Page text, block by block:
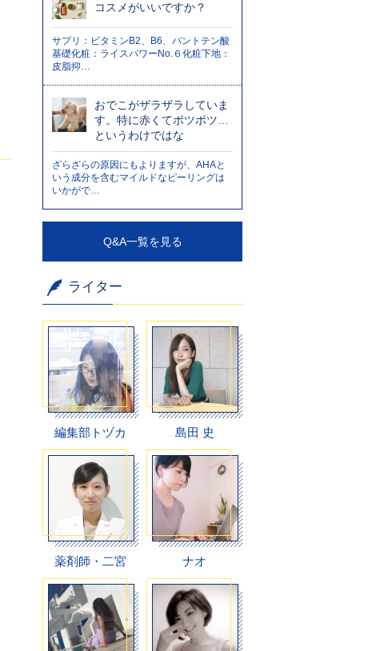
コスメがいいですか？
サプリ：ビタミンB2、B6、パントテン酸
基礎化粧：ライスパワーNo.６化粧下地：
皮脂抑…
おでこがザラザラしていま
す。特に赤くてポツポツ…
というわけではな
ざらざらの原因にもよりますが、AHAと
いう成分を含むマイルドなピーリングは
いかがで…
Q&A一覧を見る
ライター
編集部トヅカ 島田 史
薬剤師・二宮 ナオ